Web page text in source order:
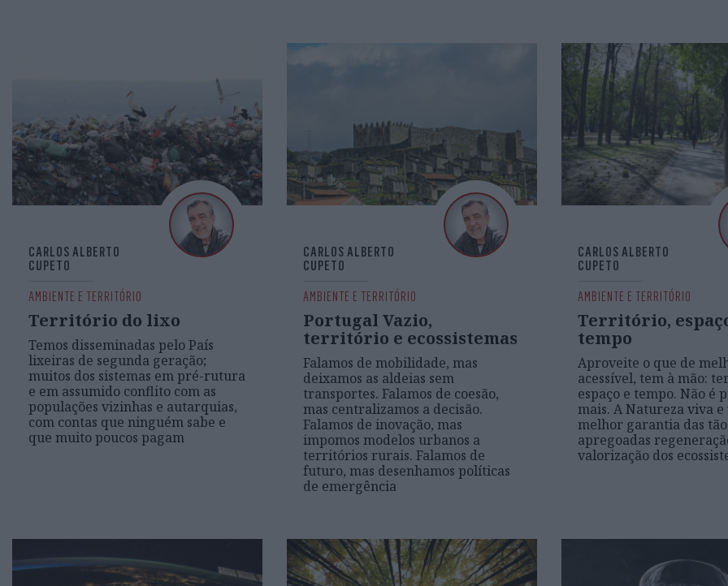
AMBIENTE E TERRITÓRIO
Território do lixo
Temos disseminadas pelo País
lixeiras de segunda geração;
muitos dos sistemas em pré-rutura
e em assumido conflito com as
populações vizinhas e autarquias,
com contas que ninguém sabe e
que muito poucos pagam
CARLOS ALBERTO
CUPETO
AMBIENTE E TERRITÓRIO
Portugal Vazio,
território e ecossistemas
Falamos de mobilidade, mas
deixamos as aldeias sem
transportes. Falamos de coesão,
mas centralizamos a decisão.
Falamos de inovação, mas
impomos modelos urbanos a
territórios rurais. Falamos de
futuro, mas desenhamos políticas
de emergência
CARLOS ALBERTO
CUPETO
AMBIENTE E TERRITÓRIO
Território,
tempo
Aproveite o que de
acessível, tem à mão:
espaço e tempo. Não é
mais. A Natureza viva
melhor garantia das tão
apregoadas
valorização dos
CARLOS ALBERTO
CUPETO